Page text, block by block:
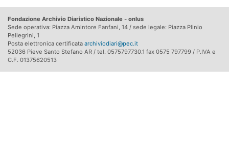
Fondazione Archivio Diaristico Nazionale - onlus
Sede operativa: Piazza Amintore Fanfani, 14 / sede legale: Piazza Plinio
Pellegrini, 1
Posta elettronica certificata archiviodiari@pec.it
52036 Pieve Santo Stefano AR / tel. 0575797730.1 fax 0575 797799 / P.IVA e
C.F. 01375620513